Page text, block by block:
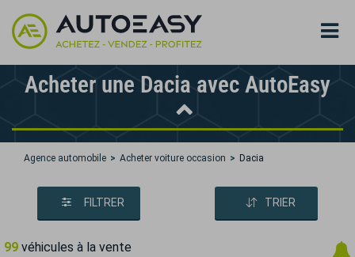
Acheter une Dacia avec AutoEasy
Agence automobile Acheter voiture occasion Dacia
FILTRER TRIER
99 véhicules à la vente